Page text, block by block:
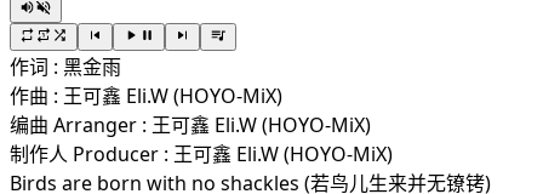
作词 : 黑金雨
作曲 : 王可鑫 Eli.W (HOYO-MiX)
编曲 Arranger : 王可鑫 Eli.W (HOYO-MiX)
制作人 Producer : 王可鑫 Eli.W (HOYO-MiX)
Birds are born with no shackles (若鸟儿生来并无镣铐)